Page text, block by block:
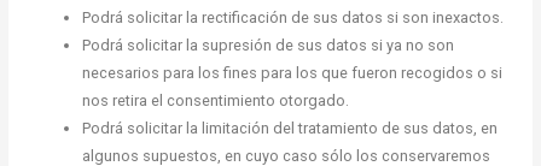
Podrá solicitar la rectificación de sus datos si son inexactos.
Podrá solicitar la supresión de sus datos si ya no son
necesarios para los fines para los que fueron recogidos o si
nos retira el consentimiento otorgado.
Podrá solicitar la limitación del tratamiento de sus datos, en
algunos supuestos, en cuyo caso sólo los conservaremos